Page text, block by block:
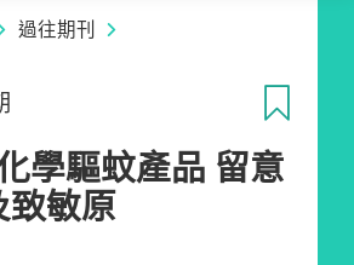
過往期刊
學驅蚊產品 留意
致敏原